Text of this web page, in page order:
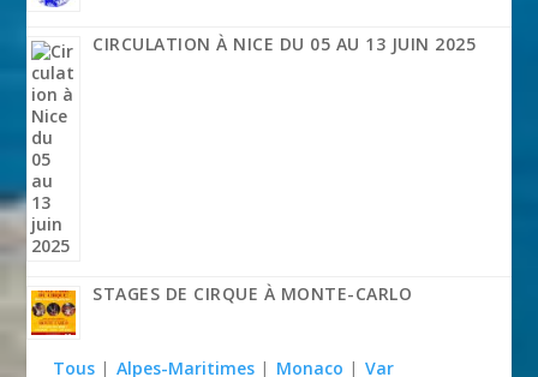
CIRCULATION À NICE DU 05 AU 13 JUIN 2025
STAGES DE CIRQUE À MONTE-CARLO
Tous | Alpes-Maritimes | Monaco | Var